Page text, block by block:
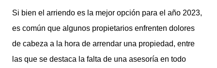
Si bien el arriendo es la mejor opción para el año 2023,
es común que algunos propietarios enfrenten dolores
de cabeza a la hora de arrendar una propiedad, entre
las que se destaca la falta de una asesoría en todo